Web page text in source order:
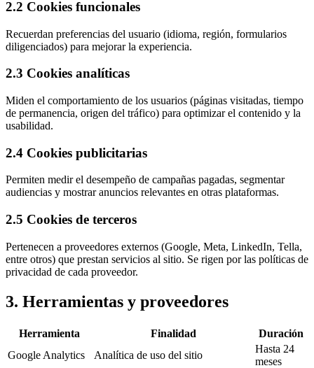
2.2 Cookies funcionales
Recuerdan preferencias del usuario (idioma, región, formularios
diligenciados) para mejorar la experiencia.
2.3 Cookies analíticas
Miden el comportamiento de los usuarios (páginas visitadas, tiempo
de permanencia, origen del tráfico) para optimizar el contenido y la
usabilidad.
2.4 Cookies publicitarias
Permiten medir el desempeño de campañas pagadas, segmentar
audiencias y mostrar anuncios relevantes en otras plataformas.
2.5 Cookies de terceros
Pertenecen a proveedores externos (Google, Meta, LinkedIn, Tella,
entre otros) que prestan servicios al sitio. Se rigen por las políticas de
privacidad de cada proveedor.
3. Herramientas y proveedores
Herramienta Finalidad
Duración
Google Analytics
Analítica de uso del sitio
Hasta 24
meses